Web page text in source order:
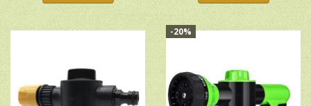
-20%